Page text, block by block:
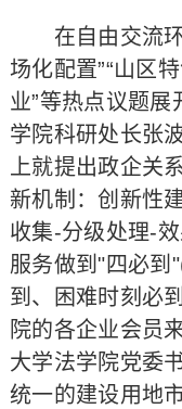
在自由交流环
场化配置”“山区
业”等热点议题展
学院科研处长张
上就提出政企关
新机制：创新性
收集-分级处理-
服务做到"四必到
到、困难时刻必
院的各企业会员
大学法学院党委
统一的建设用地